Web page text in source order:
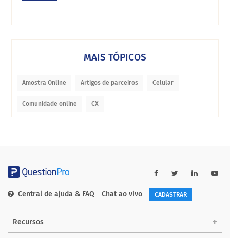
MAIS TÓPICOS
Amostra Online Artigos de parceiros Celular
Comunidade online CX
Central de ajuda & FAQ Chat ao vivo CADASTRAR
Recursos